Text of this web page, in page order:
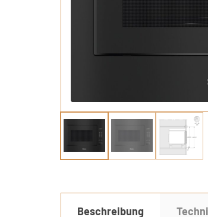
Beschreibung